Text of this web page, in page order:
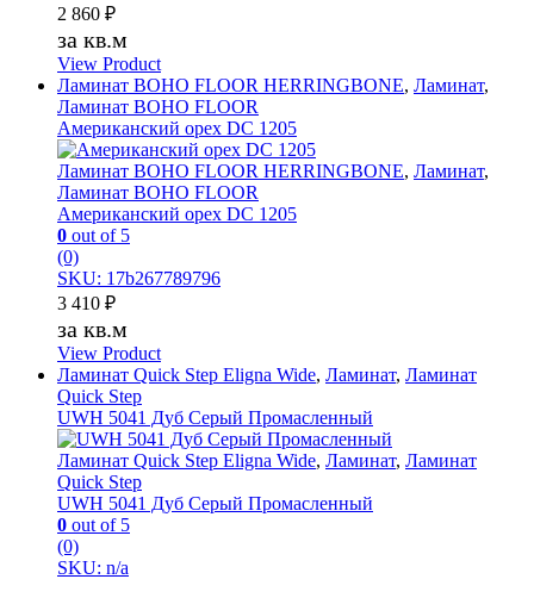
2 860 ₽
за кв.м
View Product
Ламинат BOHO FLOOR HERRINGBONE, Ламинат,
Ламинат BOHO FLOOR
Американский орех DC 1205
Ламинат BOHO FLOOR HERRINGBONE, Ламинат,
Ламинат BOHO FLOOR
Американский орех DC 1205
0 out of 5
(0)
SKU: 17b267789796
3 410 ₽
за кв.м
View Product
Ламинат Quick Step Eligna Wide, Ламинат, Ламинат
Quick Step
UWH 5041 Дуб Серый Промасленный
Ламинат Quick Step Eligna Wide, Ламинат, Ламинат
Quick Step
UWH 5041 Дуб Серый Промасленный
0 out of 5
(0)
SKU: n/a